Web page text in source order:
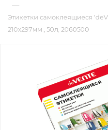
—
Этикетки самоклеящиеся
210х297мм , 50л, 2060500